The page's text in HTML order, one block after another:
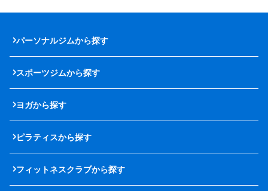
パーソナルジムから探す
スポーツジムから探す
ヨガから探す
ピラティスから探す
フィットネスクラブから探す